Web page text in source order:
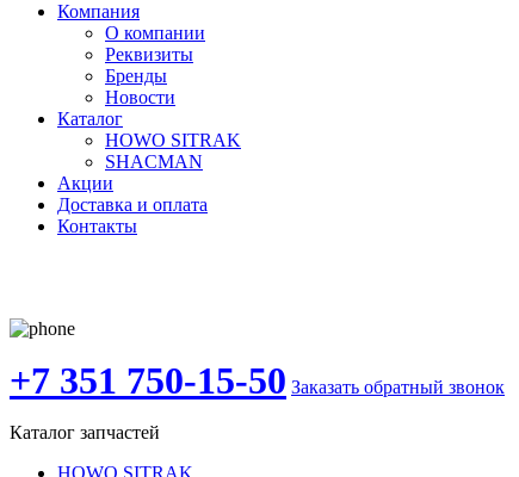
Компания
О компании
Реквизиты
Бренды
Новости
Каталог
HOWO SITRAK
SHACMAN
Акции
Доставка и оплата
Контакты
+7 351 750-15-50 Заказать обратный звонок
Каталог запчастей
HOWO SITRAK